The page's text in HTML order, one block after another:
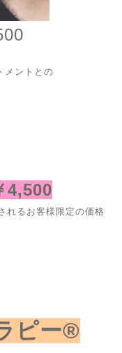
メントとの
4,500
れるお客様限定の価格
ピー®︎